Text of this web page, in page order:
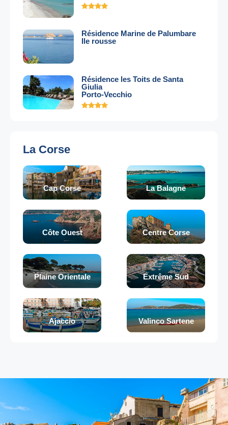
Résidence Marine de Palumbare
Ile rousse
Résidence les Toits de Santa
Giulia
Porto-Vecchio
La Corse
Cap Corse La Balagne
Côte Ouest Centre Corse
Plaine Orientale Extrême Sud
Ajaccio Valinco Sartene